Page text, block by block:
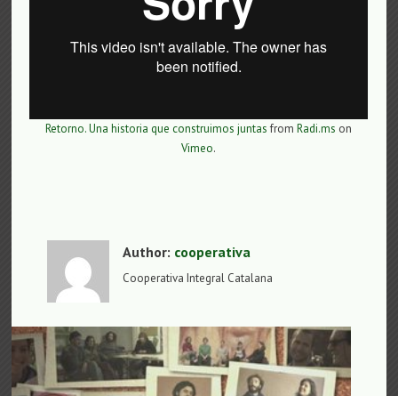
Retorno. Una historia que construimos juntasfromRadi.ms on
Vimeo.
Author: cooperativa
Cooperativa Integral Catalana